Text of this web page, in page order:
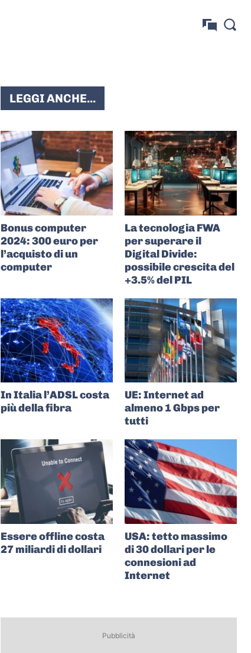
LEGGI ANCHE...
Bonus computer
2024: 300 euro per
l’acquisto di un
computer
La tecnologia FWA
per superare il
Digital Divide:
possibile crescita del
+3.5% del PIL
In Italia l’ADSL costa
più della fibra
UE: Internet ad
almeno 1 Gbps per
tutti
Essere offline costa
27 miliardi di dollari
USA: tetto massimo
di 30 dollari per le
connesioni ad
Internet
Pubblicità